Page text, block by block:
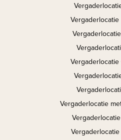
Vergaderlocatie
Vergaderlocatie